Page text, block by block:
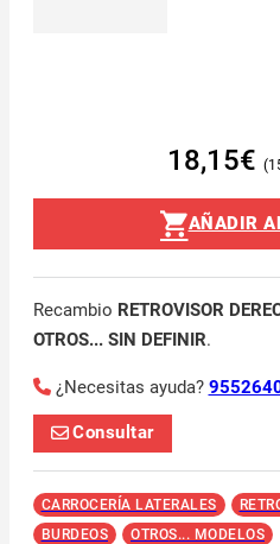
18,15€
AÑADIR
Recambio RETROVISOR
OTROS... SIN DEFINIR.
¿Necesitas ayuda?
Consultar
CARROCERÍA LATERALES
BURDEOS
OTROS... MODELOS